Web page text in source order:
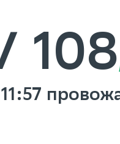
108
11:57